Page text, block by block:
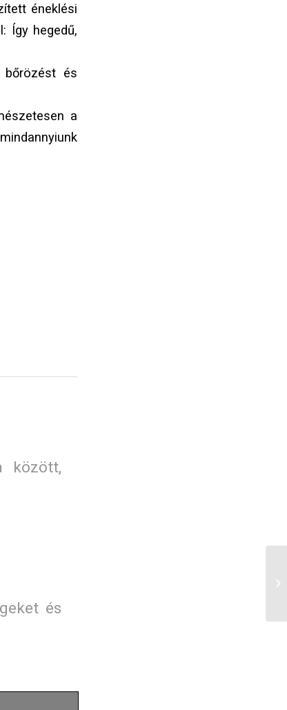
éneklési
Így hegedű,
bőrözést és
a
között,
és